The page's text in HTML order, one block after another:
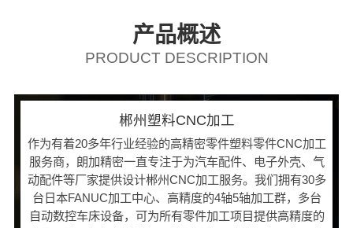
产品概述
PRODUCT DESCRIPTION
郴州塑料CNC加工
作为有着20多年行业经验的高精密零件塑料零件CNC加工
服务商，朗加精密一直专注于为汽车配件、电子外壳、气
动配件等厂家提供设计郴州CNC加工服务。我们拥有30多
台日本FANUC加工中心、高精度的4轴5轴加工群，多台
自动数控车床设备，可为所有零件加工项目提供高精度的